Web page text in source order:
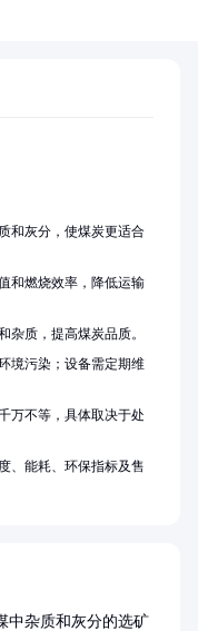
中杂质和灰分的选矿
和灰分，使煤炭更适合
和燃烧效率，降低运输
杂质，提高煤炭品质。
境污染；设备需定期维
万不等，具体取决于处
、能耗、环保指标及售